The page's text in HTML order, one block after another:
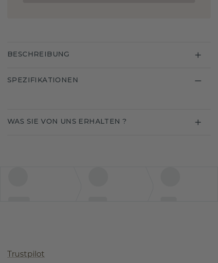
BESCHREIBUNG
SPEZIFIKATIONEN
WAS SIE VON UNS ERHALTEN ?
Trustpilot